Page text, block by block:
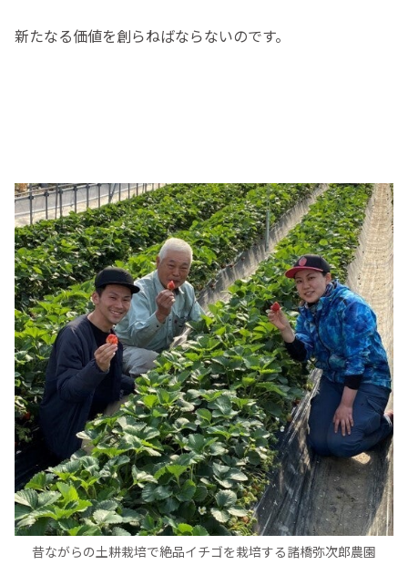
新たなる価値を創らねばならないのです。
昔ながらの土耕栽培で絶品イチゴを栽培する諸橋弥次郎農園